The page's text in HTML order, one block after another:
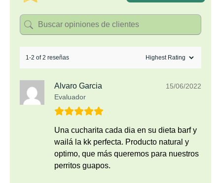
1-2 of 2 reseñas
Alvaro Garcia
Evaluador
15/06/2022
Una cucharita cada dia en su dieta barf y
wailá la kk perfecta. Producto natural y
optimo, que más queremos para nuestros
perritos guapos.